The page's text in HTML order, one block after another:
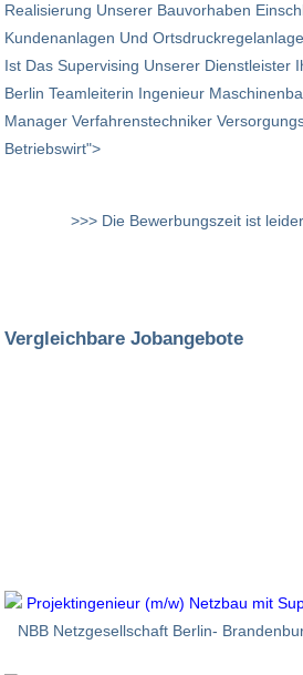
Realisierung Unserer Bauvorhaben
Kundenanlagen Und
Ist Das Supervising Unserer Dienstleister
Berlin Teamleiterin Ingenieur
Manager Verfahrenstechniker
Betriebswirt">
>>> Die Bewerbungszeit ist
Vergleichbare Jobangebote
Projektingenieur (m/w) Netzbau mit
NBB Netzgesellschaft Berlin-